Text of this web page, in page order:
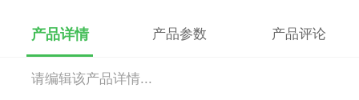
产品详情 产品参数 产品评论
请编辑该产品详情...